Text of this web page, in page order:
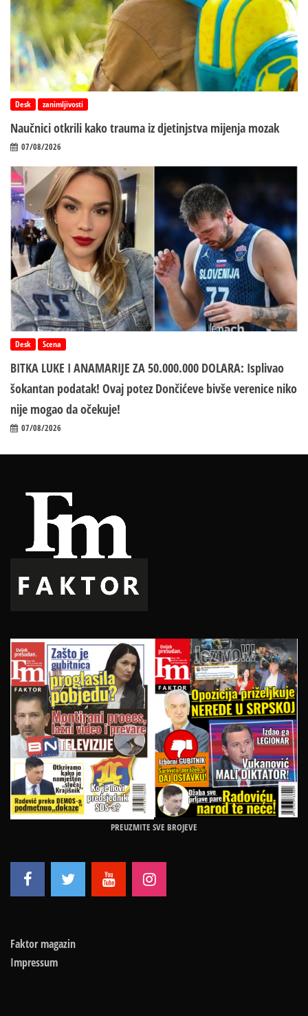
Desk zanimljivosti
Naučnici otkrili kako trauma iz d‌jetinjstva mijenja mozak
07/08/2026
Desk Scena
BITKA LUKE I ANAMARIJE ZA 50.000.000 DOLARA: Isplivao
šokantan podatak! Ovaj potez Dončićeve bivše verenice niko
nije mogao da očekuje!
07/08/2026
PREUZMITE SVE BROJEVE
Faktor magazin
Impressum